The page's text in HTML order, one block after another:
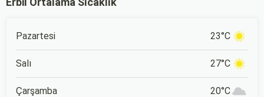
Pazartesi 23°C
Salı 27°C
Çarşamba 20°C